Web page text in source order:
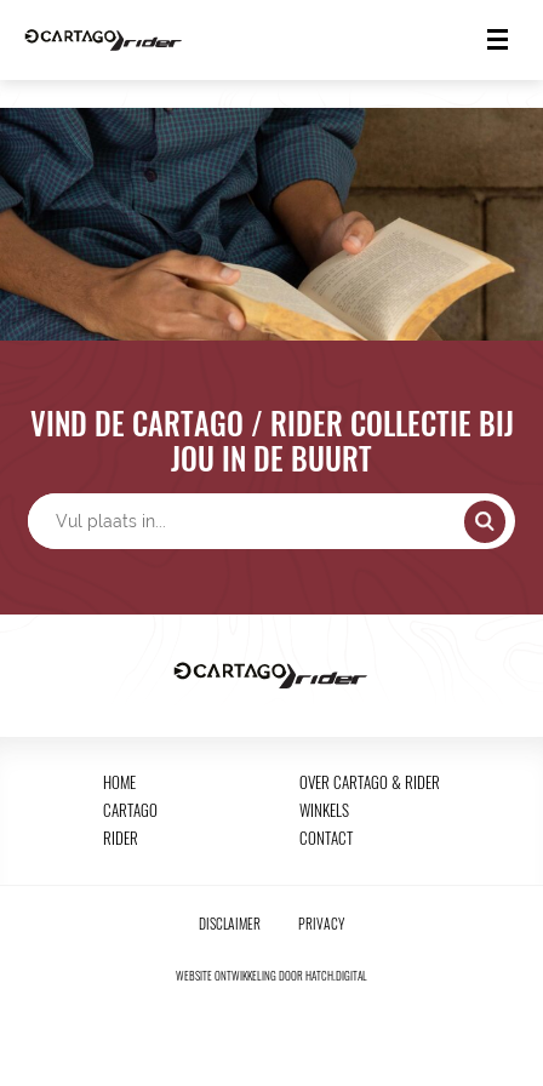
VIND DE CARTAGO / RIDER COLLECTIE BIJ
JOU IN DE BUURT
HOME
CARTAGO
RIDER
OVER CARTAGO & RIDER
WINKELS
CONTACT
DISCLAIMER PRIVACY
WEBSITE ONTWIKKELING DOORHATCH.DIGITAL